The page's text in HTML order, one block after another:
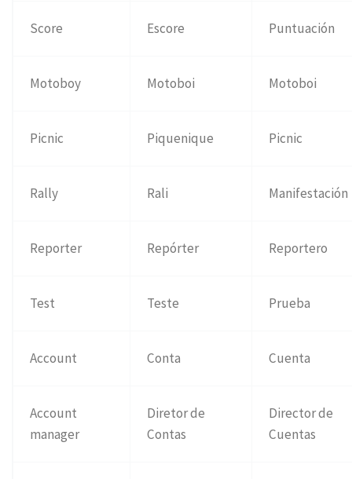
Score Escore Puntuación
Motoboy Motoboi Motoboi
Picnic Piquenique Picnic
Rally Rali Manifestación
Reporter Repórter Reportero
Test Teste Prueba
Account Conta Cuenta
Account
manager
Diretor de
Contas
Director de
Cuentas